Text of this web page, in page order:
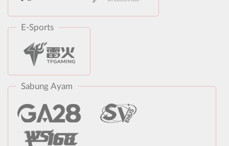
E-Sports
Sabung Ayam